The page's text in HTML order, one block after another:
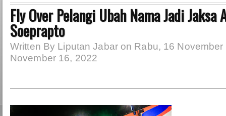
Fly Over Pelangi Ubah Nama Jadi Jaksa
Soeprapto
Written By Liputan Jabar on Rabu, 16
November 16, 2022